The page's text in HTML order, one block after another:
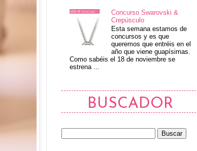
Concurso Swarovski &
Crepúsculo
Esta semana estamos de
concursos y es que
queremos que entréis en el
año que viene guapísimas.
Como sabéis el 18 de noviembre se
estrena ...
BUSCADOR